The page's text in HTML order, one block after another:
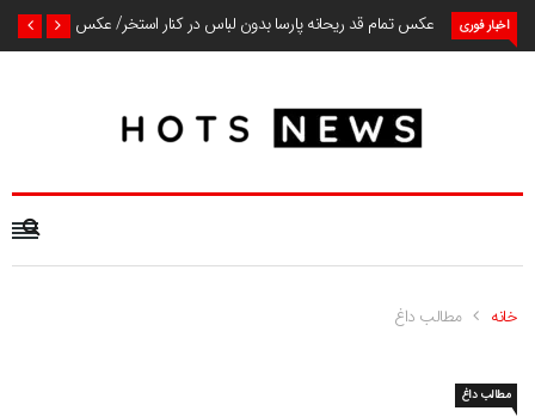
اخبار فوری عکس تمام قد ریحانه پارسا بدون لباس در کنار استخر/ عکس
خانه مطالب داغ
مطالب داغ